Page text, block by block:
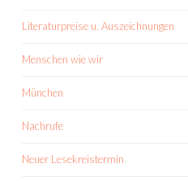
Literaturpreise u. Auszeichnungen
Menschen wie wir
München
Nachrufe
Neuer Lesekreistermin